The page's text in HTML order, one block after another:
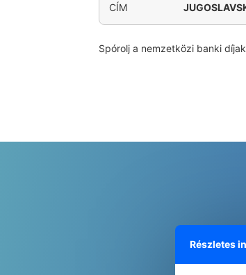
CÍM
Spórolj a nemzetközi banki
Részletes